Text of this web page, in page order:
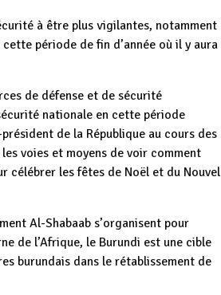
à être plus vigilantes, notamment
période de fin d’année où il y aura
de défense et de sécurité
nationale en cette période
de la République au cours des
voies et moyens de voir comment
célébrer les fêtes de Noël et du Nouvel
Al-Shabaab s’organisent pour
de l’Afrique, le Burundi est une cible
burundais dans le rétablissement de